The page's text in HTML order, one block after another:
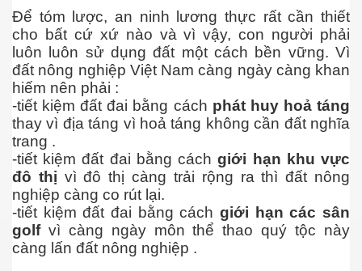
Để tóm lược, an ninh lương thực rất cần thiết
cho bất cứ xứ nào và vì vậy, con người phải
luôn luôn sử dụng đất một cách bền vững. Vì
đất nông nghiệp Việt Nam càng ngày càng khan
hiếm nên phải :
-tiết kiệm đất đai bằng cách phát huy hoả táng
thay vì địa táng vì hoả táng không cần đất nghĩa
trang .
-tiết kiệm đất đai bằng cáchgiới hạn khu vực
đô thị vì đô thị càng trải rộng ra thì đất nông
nghiệp càng co rút lại.
-tiết kiệm đất đai bằng cách giới hạn các sân
golfvì càng ngày môn thể thao quý tộc này
càng lấn đất nông nghiệp .
hiểm
lửa
dâng cao